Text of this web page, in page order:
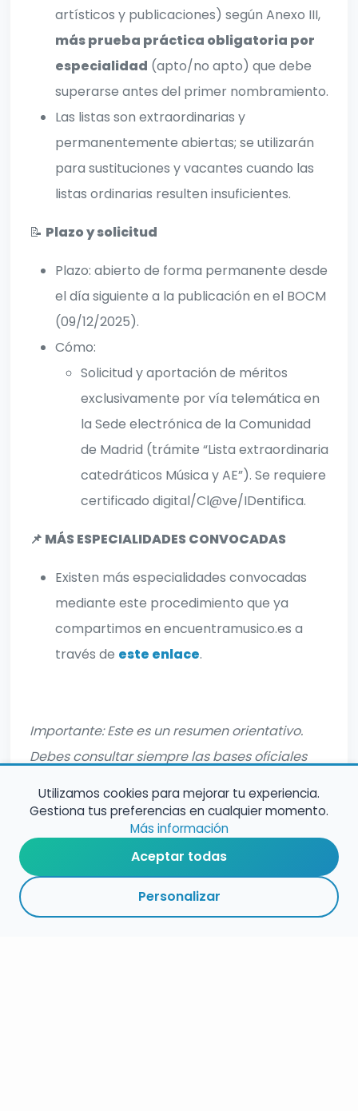
artísticos y publicaciones) según Anexo III,
más prueba práctica obligatoria por
especialidad (apto/no apto) que debe
superarse antes del primer nombramiento.
Las listas son extraordinarias y
permanentemente abiertas; se utilizarán
para sustituciones y vacantes cuando las
listas ordinarias resulten insuficientes.
📝 Plazo y solicitud
Plazo: abierto de forma permanente desde
el día siguiente a la publicación en el BOCM
(09/12/2025).
Cómo:
Solicitud y aportación de méritos
exclusivamente por vía telemática en
la Sede electrónica de la Comunidad
de Madrid (trámite “Lista extraordinaria
catedráticos Música y AE”). Se requiere
certificado digital/Cl@ve/IDentifica.
📌 MÁS ESPECIALIDADES CONVOCADAS
Existen más especialidades convocadas
mediante este procedimiento que ya
compartimos en encuentramusico.es a
través de este enlace.
Importante: Este es un resumen orientativo.
Debes consultar siempre las bases oficiales
RESUMEN PLAZOS ESPECIALIDADES ENLACES SEGUIR
Utilizamos cookies para mejorar tu experiencia.
Gestiona tus preferencias en cualquier momento.
Más información
Aceptar todas
Personalizar